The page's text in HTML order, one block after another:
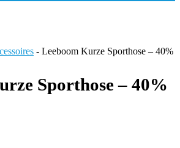
- Leeboom Kurze Sporthose – 40%
Sporthose – 40%